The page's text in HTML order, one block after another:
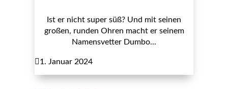
Ist er nicht super süß? Und mit seinen
großen, runden Ohren macht er seinem
Namensvetter Dumbo...
1. Januar 2024